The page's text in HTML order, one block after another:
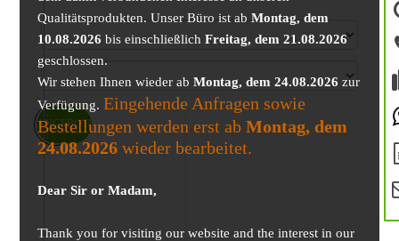
Qualitätsprodukten. Unser Büro ist abMontag, dem
10.08.2026 bis einschließlichFreitag, dem 21.08.2026
geschlossen.
Wir stehen Ihnen wieder abMontag, dem 24.08.2026 zur
Verfügung. Eingehende Anfragen sowie
Bestellungen werden erst abMontag, dem
24.08.2026 wieder bearbeitet.
Dear Sir or Madam,
Thank you for visiting our website and the interest in our
ANGEBOT!